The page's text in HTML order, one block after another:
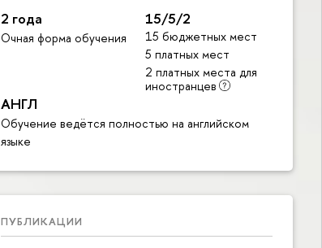
2 года
Очная форма обучения
15/5/2
15 бюджетных мест
5 платных мест
2 платных места для
иностранцев
АНГЛ
Обучение ведётся полностью на английском
языке
ПУБЛИКАЦИИ